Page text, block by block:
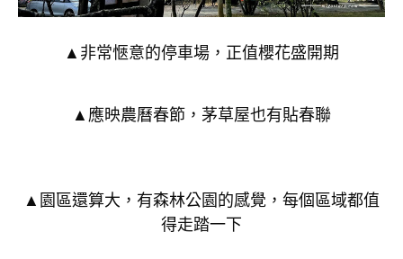
▲非常愜意的停車場，正值櫻花盛開期
▲應映農曆春節，茅草屋也有貼春聯
▲園區還算大，有森林公園的感覺，每個區域都值
得走踏一下